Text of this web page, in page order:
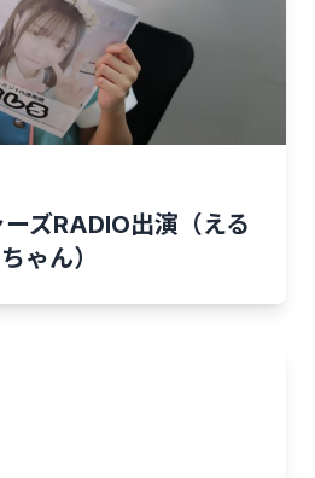
ズRADIO出演（える
ゃん）